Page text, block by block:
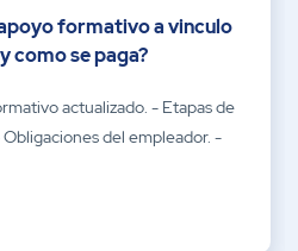
formativo a vinculo
como se paga?
actualizado. - Etapas de
del empleador. -